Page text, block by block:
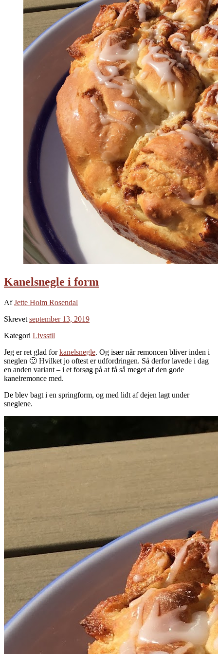
Kanelsnegle i form
AfJette Holm Rosendal
Skrevet september 13, 2019
Kategori Livsstil
Jeg er ret glad forkanelsnegle. Og især når remoncen bliver inden i
sneglen 🙂 Hvilket jo oftest er udfordringen. Så derfor lavede i dag
en anden variant – i et forsøg på at få så meget af den gode
kanelremonce med.
De blev bagt i en springform, og med lidt af dejen lagt under
sneglene.